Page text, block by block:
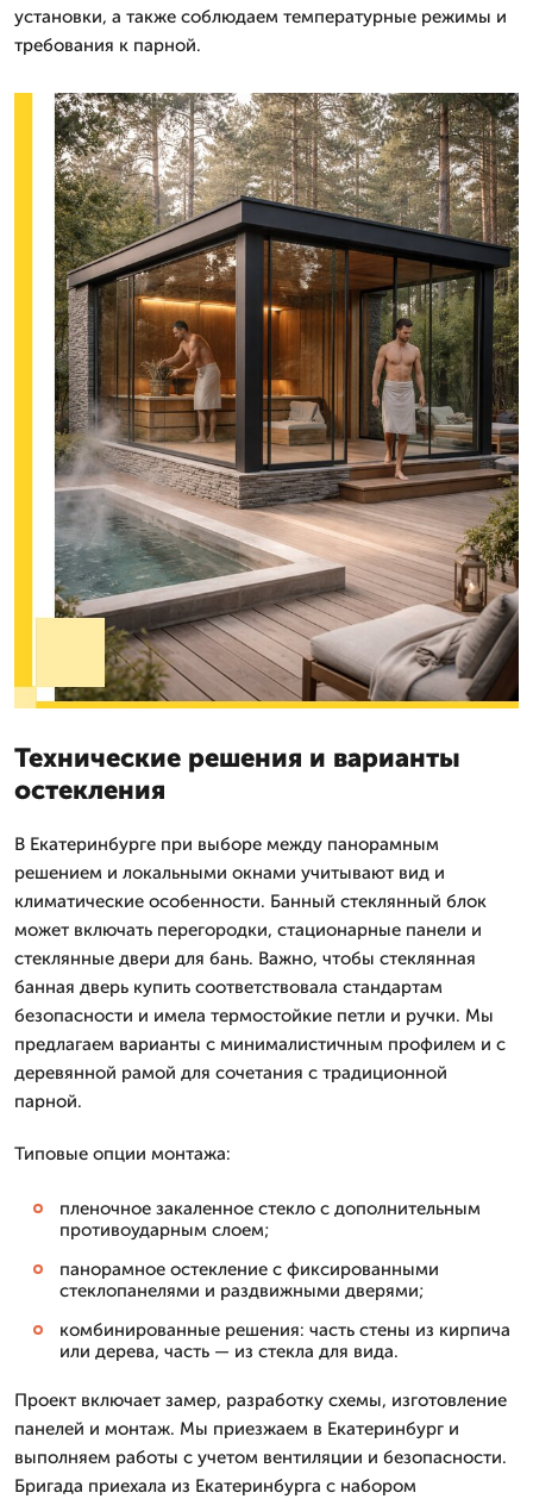
установки, а также соблюдаем температурные режимы и
требования к парной.
Технические решения и варианты
остекления
В Екатеринбурге при выборе между панорамным
решением и локальными окнами учитывают вид и
климатические особенности. Банный стеклянный блок
может включать перегородки, стационарные панели и
стеклянные двери для бань. Важно, чтобы стеклянная
банная дверь купить соответствовала стандартам
безопасности и имела термостойкие петли и ручки. Мы
предлагаем варианты с минималистичным профилем и с
деревянной рамой для сочетания с традиционной
парной.
Типовые опции монтажа:
пленочное закаленное стекло с дополнительным
противоударным слоем;
панорамное остекление с фиксированными
стеклопанелями и раздвижными дверями;
комбинированные решения: часть стены из кирпича
или дерева, часть — из стекла для вида.
Проект включает замер, разработку схемы, изготовление
панелей и монтаж. Мы приезжаем в Екатеринбург и
выполняем работы с учетом вентиляции и безопасности.
Бригада приехала из Екатеринбурга с набором